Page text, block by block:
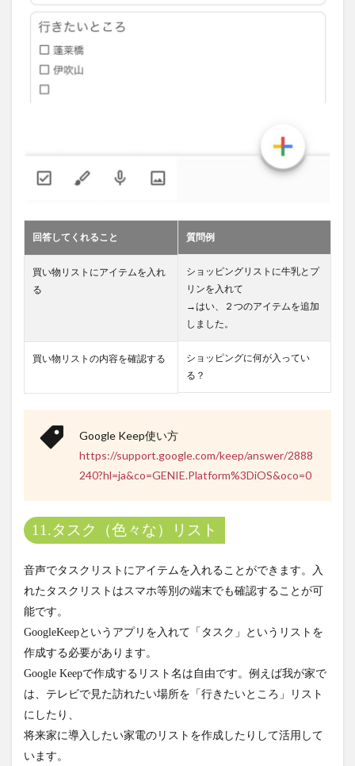
回答してくれること 質問例
買い物リストにアイテムを入れ
る
ショッピングリストに牛乳とプ
リンを入れて
→はい、２つのアイテムを追加
しました。
買い物リストの内容を確認する
ショッピングに何が入ってい
る？
Google Keep使い方
https://support.google.com/keep/answer/2888
240?hl=ja&co=GENIE.Platform%3DiOS&oco=0
11.タスク（色々な）リスト
音声でタスクリストにアイテムを入れることができます。入
れたタスクリストはスマホ等別の端末でも確認することが可
能です。
GoogleKeepというアプリを入れて「タスク」というリストを
作成する必要があります。
Google Keepで作成するリスト名は自由です。例えば我が家で
は、テレビで見た訪れたい場所を「行きたいところ」リスト
にしたり、
将来家に導入したい家電のリストを作成したりして活用して
います。